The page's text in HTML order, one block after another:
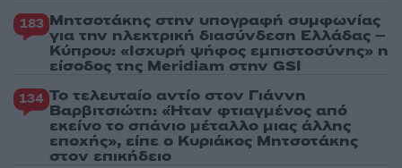
183 Μητσοτάκης στην υπογραφή συμφωνίας
για την ηλεκτρική διασύνδεση Ελλάδας –
Κύπρου: «Ισχυρή ψήφος εμπιστοσύνης» η
είσοδος της Meridiam στην GSI
134 Το τελευταίο αντίο στον Γιάννη
Βαρβιτσιώτη: «Ήταν φτιαγμένος από
εκείνο το σπάνιο μέταλλο μιας άλλης
εποχής», είπε ο Κυριάκος Μητσοτάκης
στον επικήδειο